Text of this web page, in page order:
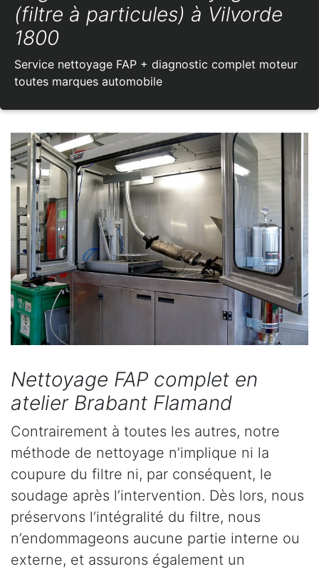
(filtre à particules) à Vilvorde
1800
Service nettoyage FAP + diagnostic complet moteur
toutes marques automobile
Nettoyage FAP complet en
atelier Brabant Flamand
Contrairement à toutes les autres, notre
méthode de nettoyage n’implique ni la
coupure du filtre ni, par conséquent, le
soudage après l’intervention. Dès lors, nous
préservons l’intégralité du filtre, nous
n’endommageons aucune partie interne ou
externe, et assurons également un